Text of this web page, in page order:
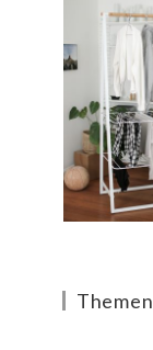
Themen